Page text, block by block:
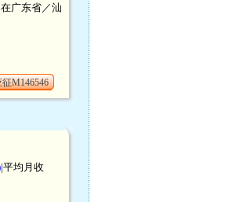
广东省／汕
征M146546
|平均月收